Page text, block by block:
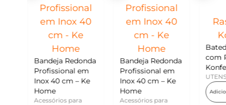
Bandeja Redonda
Profissional em
Inox 40 cm – Ke
Home
Acessórios para
Batedor de Ovos
com Raspador –
Konfektt
UTENSÍLIOS
Adicionar ao carrinho